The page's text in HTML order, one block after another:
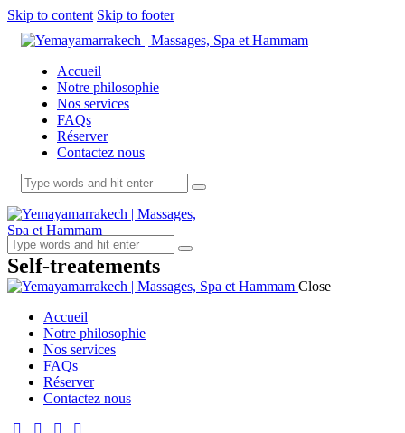
Skip to content Skip to footer
Accueil
Notre philosophie
Nos services
FAQs
Réserver
Contactez nous
Self-treatements
Close
Accueil
Notre philosophie
Nos services
FAQs
Réserver
Contactez nous